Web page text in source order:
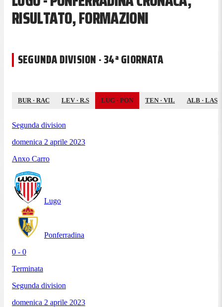
RISULTATO, FORMAZIONI
SEGUNDA DIVISION · 34ª GIORNATA
BUR· RAC LEV· R.S LUG · PON TEN · VIL ALB · LAS
Segunda division
domenica 2 aprile 2023
Anxo Carro
Lugo
Ponferradina
0 - 0
Terminata
Segunda division
domenica 2 aprile 2023